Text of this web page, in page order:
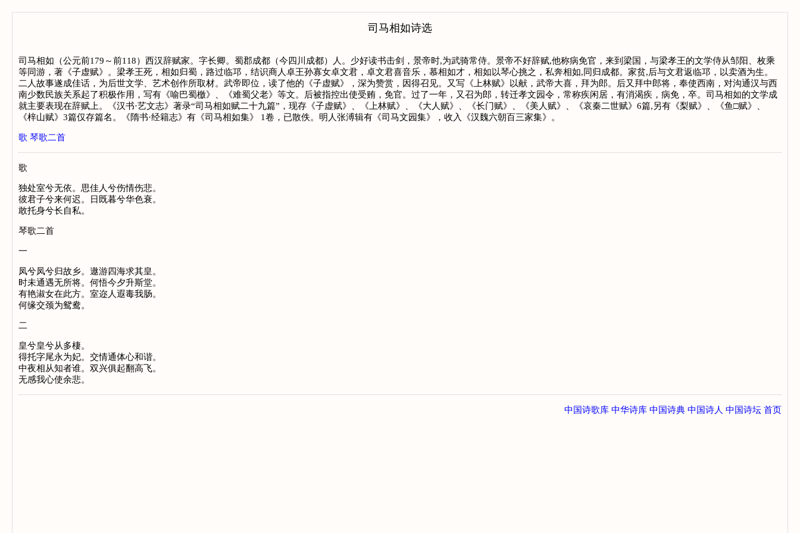
司马相如诗选
司马相如（公元前179～前118）西汉辞赋家。字长卿。蜀郡成都（今四川成都）人。少好读书击剑，景帝时,为武骑常侍。景帝不好辞赋,他称病免官，来到梁国，与梁孝王的文学侍从邹阳、枚乘
等同游，著《子虚赋》。梁孝王死，相如归蜀，路过临邛，结识商人卓王孙寡女卓文君，卓文君喜音乐，慕相如才，相如以琴心挑之，私奔相如,同归成都。家贫,后与文君返临邛，以卖酒为生。
二人故事遂成佳话，为后世文学、艺术创作所取材。武帝即位，读了他的《子虚赋》，深为赞赏，因得召见。又写《上林赋》以献，武帝大喜，拜为郎。后又拜中郎将，奉使西南，对沟通汉与西
南少数民族关系起了积极作用，写有《喻巴蜀檄》、《难蜀父老》等文。后被指控出使受贿，免官。过了一年，又召为郎，转迁孝文园令，常称疾闲居，有消渴疾，病免，卒。司马相如的文学成
就主要表现在辞赋上。《汉书·艺文志》著录“司马相如赋二十九篇”，现存《子虚赋》、《上林赋》、《大人赋》、《长门赋》、《美人赋》、《哀秦二世赋》6篇,另有《梨赋》、《鱼□赋》、
《梓山赋》3篇仅存篇名。《隋书·经籍志》有《司马相如集》 1卷，已散佚。明人张溥辑有《司马文园集》，收入《汉魏六朝百三家集》。
歌 琴歌二首
歌
独处室兮无依。思佳人兮伤情伤悲。
彼君子兮来何迟。日既暮兮华色衰。
敢托身兮长自私。
琴歌二首
一
凤兮凤兮归故乡。遨游四海求其皇。
时未通遇无所将。何悟今夕升斯堂。
有艳淑女在此方。室迩人遐毒我肠。
何缘交颈为鸳鸯。
二
皇兮皇兮从多棲。
得托字尾永为妃。交情通体心和谐。
中夜相从知者谁。双兴俱起翻高飞。
无感我心使余悲。
中国诗歌库 中华诗库 中国诗典 中国诗人 中国诗坛 首页